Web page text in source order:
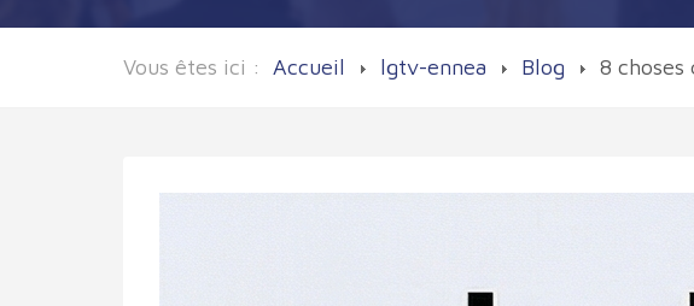
Vous êtes ici : Accueil lgtv-ennea Blog 8 choses